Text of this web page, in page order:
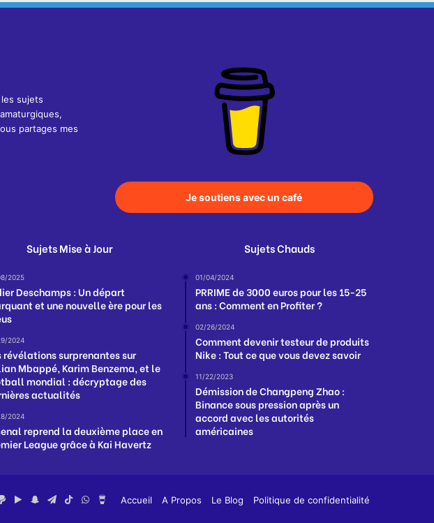
sujets
partages mes
Je soutiens avec un café
Sujets Mise à Jour
2025
Deschamps : Un départ
et une nouvelle ère pour les
2024
révélations surprenantes sur
Mbappé, Karim Benzema, et le
mondial : décryptage des
actualités
2024
reprend la deuxième place en
League grâce à Kai Havertz
Sujets Chauds
01/04/2024
PRRIME de 3000 euros pour les 15-25
ans : Comment en Profiter ?
02/26/2024
Comment devenir testeur de produits
Nike : Tout ce que vous devez savoir
11/22/2023
Démission de Changpeng Zhao :
Binance sous pression après un
accord avec les autorités
américaines
Accueil A Propos Le Blog Politique de confidentialité
PayPalGoogleSnapchat
Telegram
TikTokWhatsApp
Buy